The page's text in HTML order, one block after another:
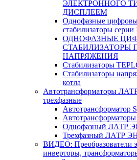
ЭЛЕКТРОННОГО
ДИСПЛЕЕМ
Однофазные
стабилизаторы
ОДНОФАЗНЫЕ
СТАБИЛИЗАТОРЫ
НАПРЯЖЕНИЯ
Стабилизаторы
Стабилизаторы
котла
Автотрансформаторы
трехфазные
Однофазный ЛАТР
Трехфазный ЛАТР
ВИДЕО: Преобразователи
инверторы,